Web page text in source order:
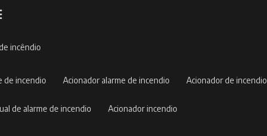
incêndio
de incendio acionador alarme de incendio acionador de incendio
de alarme de incendio acionador incendio